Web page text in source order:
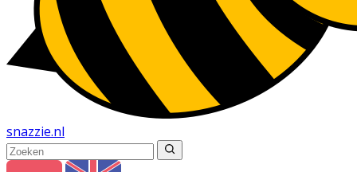
snazzie.nl